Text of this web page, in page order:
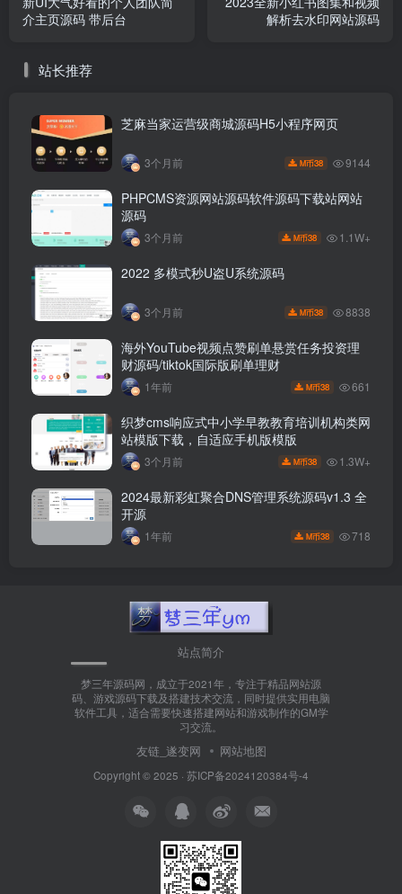
介主页源码 带后台
解析去水印网站源码
站长推荐
芝麻当家运营级商城源码H5小程序网页
3个月前 M币38 9144
PHPCMS资源网站源码软件源码下载站网站
源码
3个月前 M币38 1.1W+
2022 多模式秒U盗U系统源码
3个月前 M币38 8838
海外YouTube视频点赞刷单悬赏任务投资理
财源码/tiktok国际版刷单理财
1年前 M币38 661
织梦cms响应式中小学早教教育培训机构类网
站模版下载，自适应手机版模版
3个月前 M币38 1.3W+
2024最新彩虹聚合DNS管理系统源码v1.3 全
开源
1年前 M币38 718
站点简介
梦三年源码网，成立于2021年，专注于精品网站源
码、游戏源码下载及搭建技术交流，同时提供实用电脑
软件工具，适合需要快速搭建网站和游戏制作的GM学
习交流。
友链_遂变网 网站地图
Copyright © 2025 · 苏ICP备2024120384号-4